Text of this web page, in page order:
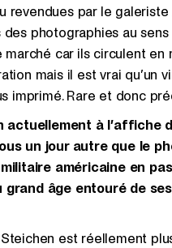
revendues par le
des photographies au
marché car ils circulent
mais il est vrai qu’un
imprimé. Rare et donc
actuellement à
un jour autre que le
militaire américaine en
grand âge entouré de
est réellement